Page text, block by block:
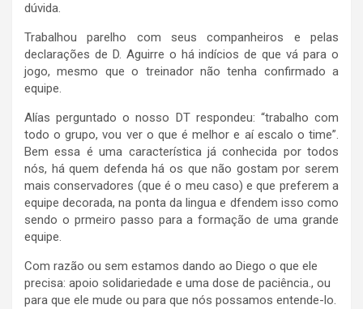
dúvida.
Trabalhou parelho com seus companheiros e pelas
declarações de D. Aguirre o há indícios de que vá para o
jogo, mesmo que o treinador não tenha confirmado a
equipe.
Alías perguntado o nosso DT respondeu: “trabalho com
todo o grupo, vou ver o que é melhor e aí escalo o time”.
Bem essa é uma característica já conhecida por todos
nós, há quem defenda há os que não gostam por serem
mais conservadores (que é o meu caso) e que preferem a
equipe decorada, na ponta da lingua e dfendem isso como
sendo o prmeiro passo para a formação de uma grande
equipe.
Com razão ou sem estamos dando ao Diego o que ele
precisa: apoio solidariedade e uma dose de paciência., ou
para que ele mude ou para que nós possamos entende-lo.